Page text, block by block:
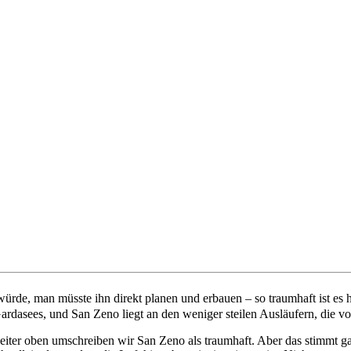
man müsste ihn direkt planen und erbauen – so traumhaft ist
und San Zeno liegt an den weniger steilen Ausläufern, die
oben umschreiben wir San Zeno als traumhaft. Aber das stimmt